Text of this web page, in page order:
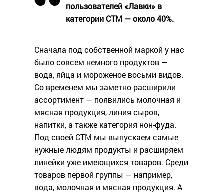
пользователей «Лавки» в
категории СТМ — около 40%.
Сначала под собственной маркой у нас
было совсем немного продуктов —
вода, яйца и мороженое восьми видов.
Со временем мы заметно расширили
ассортимент — появились молочная и
мясная продукция, линия сыров,
напитки, а также категория нон-фуда.
Под своей СТМ мы выпускаем самые
нужные людям продукты и расширяем
линейки уже имеющихся товаров. Среди
товаров первой группы — например,
вода, молочная и мясная продукция. А